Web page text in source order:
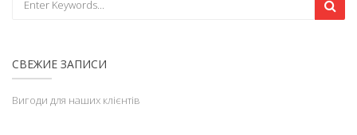
СВЕЖИЕ ЗАПИСИ
Вигоди для наших клієнтів